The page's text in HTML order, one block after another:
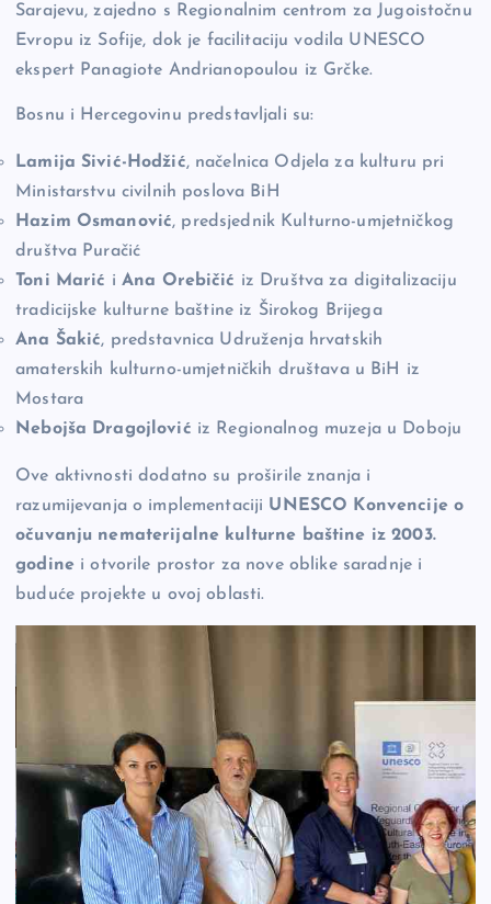
Sarajevu, zajedno s Regionalnim centrom za Jugoistočnu
Evropu iz Sofije, dok je facilitaciju vodila UNESCO
ekspert Panagiote Andrianopoulou iz Grčke.
Bosnu i Hercegovinu predstavljali su:
Lamija Sivić-Hodžić, načelnica Odjela za kulturu pri
Ministarstvu civilnih poslova BiH
Hazim Osmanović, predsjednik Kulturno-umjetničkog
društva Puračić
Toni Marić i Ana Orebičić iz Društva za digitalizaciju
tradicijske kulturne baštine iz Širokog Brijega
Ana Šakić, predstavnica Udruženja hrvatskih
amaterskih kulturno-umjetničkih društava u BiH iz
Mostara
Nebojša Dragojlović iz Regionalnog muzeja u Doboju
Ove aktivnosti dodatno su proširile znanja i
razumijevanja o implementaciji UNESCO Konvencije o
očuvanju nematerijalne kulturne baštine iz 2003.
godinei otvorile prostor za nove oblike saradnje i
buduće projekte u ovoj oblasti.